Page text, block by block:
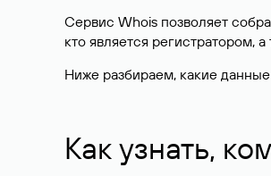
Сервис Whois позволяет
кто является регистратором, а
Ниже разбираем, какие
Как узнать,